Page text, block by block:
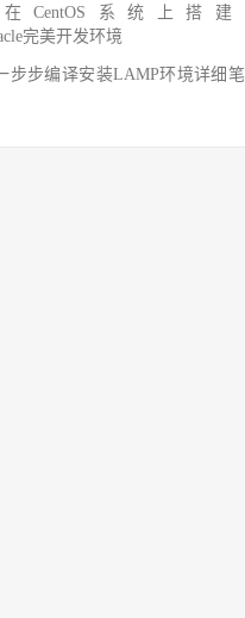
CentOS系统上搭建
完美开发环境
步步编译安装LAMP环境详细笔